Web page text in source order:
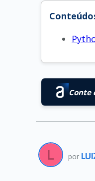
Conte
por